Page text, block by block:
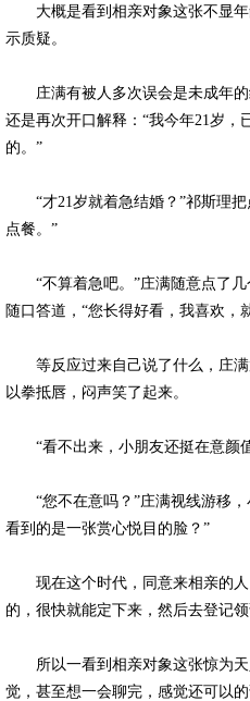
大概是看到相亲对象这张不显年
示质疑。
庄满有被人多次误会是未成年的
还是再次开口解释：“我今年21岁，
的。”
“才21岁就着急结婚？”祁斯理把
点餐。”
“不算着急吧。”庄满随意点了几
随口答道，“您长得好看，我喜欢，
等反应过来自己说了什么，庄满
以拳抵唇，闷声笑了起来。
“看不出来，小朋友还挺在意颜
“您不在意吗？”庄满视线游移，
看到的是一张赏心悦目的脸？”
现在这个时代，同意来相亲的人
的，很快就能定下来，然后去登记领
所以一看到相亲对象这张惊为天
觉，甚至想一会聊完，感觉还可以